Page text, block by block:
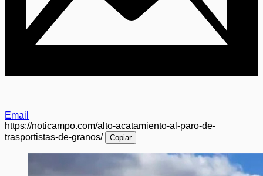
Email
https://noticampo.com/alto-acatamiento-al-paro-de-
trasportistas-de-granos/
Copiar